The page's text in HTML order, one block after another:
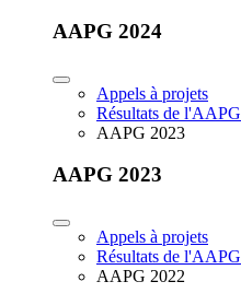
AAPG 2024
Appels à projets
Résultats de l'AAPG
AAPG 2023
AAPG 2023
Appels à projets
Résultats de l'AAPG
AAPG 2022